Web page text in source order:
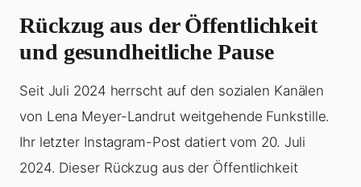
Rückzug aus der Öffentlichkeit
und gesundheitliche Pause
Seit Juli 2024 herrscht auf den sozialen Kanälen
von Lena Meyer-Landrut weitgehende Funkstille.
Ihr letzter Instagram-Post datiert vom 20. Juli
2024. Dieser Rückzug aus der Öffentlichkeit